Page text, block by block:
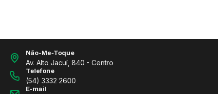
Não-Me-Toque
Av. Alto Jacuí, 840 - Centro
Telefone
(54) 3332 2600
E-mail